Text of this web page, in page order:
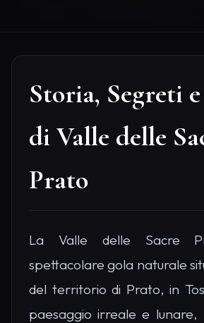
Storia, Segreti
di Valle delle
Prato
La Valle delle Sacre
spettacolare gola naturale
del territorio di Prato, in
paesaggio irreale e lunare,